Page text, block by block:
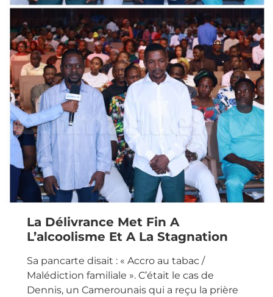
La Délivrance Met Fin A
L’alcoolisme Et A La Stagnation
Sa pancarte disait : « Accro au tabac /
Malédiction familiale ». C’était le cas de
Dennis, un Camerounais qui a reçu la prière